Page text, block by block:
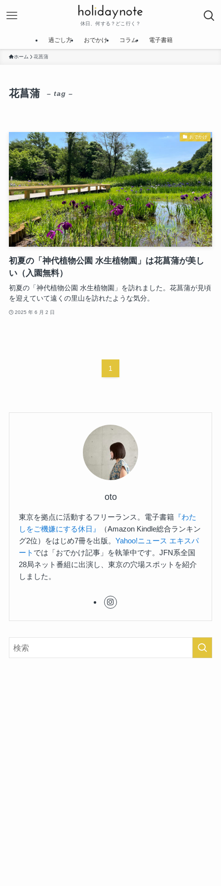
休日、何する？どこ行く？
過ごし方 おでかけ コラム 電子書籍
ホーム 花菖蒲
花菖蒲 – tag –
おでかけ
初夏の「神代植物公園 水生植物園」は花菖蒲が美し
い（入園無料）
初夏の「神代植物公園 水生植物園」を訪れました。花菖蒲が見頃
を迎えていて遠くの里山を訪れたような気分。
2025 年 6 月 2 日
1
oto
東京を拠点に活動するフリーランス。電子書籍 『わた
しをご機嫌にする休日』
（Amazon Kindle総合ランキン
グ2位）をはじめ7冊を出版。Yahoo!ニュース エキスパ
ート では「おでかけ記事」を執筆中です。JFN系全国
28局ネット番組に出演し、東京の穴場スポットを紹介
しました。